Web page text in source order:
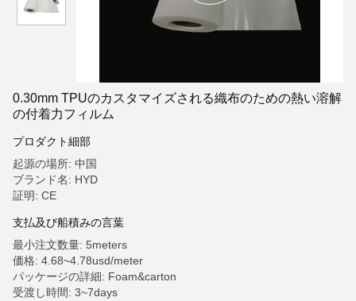
0.30mm TPUのカスタマイズされる織布のための熱い溶解
の付着力フィルム
プロダクト細部
起源の場所: 中国
ブランド名: HYD
証明: CE
支払及び船積みの言葉
最小注文数量: 5meters
価格: 4.68~4.78usd/meter
パッケージの詳細: Foam&carton
受渡し時間: 3~7days